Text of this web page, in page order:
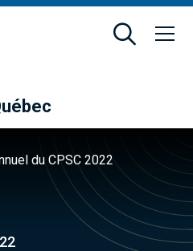
du CPSC 2022